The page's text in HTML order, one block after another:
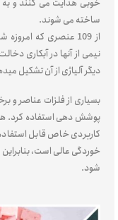
ساخته می شوند.
نیمی از آنها در آبکاری
دیگر آلیاژی از آن تشکیل
بسیاری از فلزات عناصر و
پوشش دهی استفاده کرد.
کاربردی خاص قابل
خوردگی عالی است،
شود.